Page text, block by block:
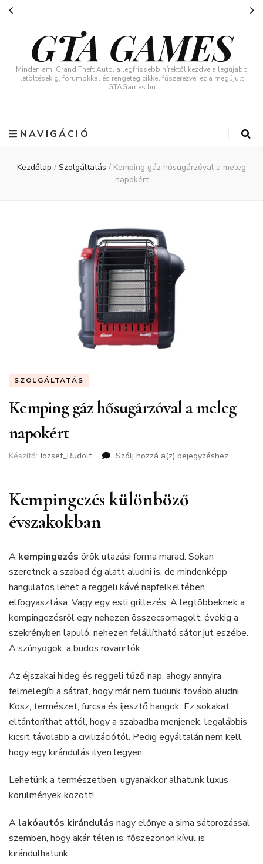
GTA GAMES
Minden ami Grand Theft Auto, a legfrissebb hírektől kezdve a legújabb
letöltésekig, fórumokkal és rengeteg cikkel fűszerezve, ez a megújult
GTAGames.hu
NAVIGÁCIÓ
Kezdőlap / Szolgáltatás / Kemping gáz hősugárzóval a meleg
napokért
SZOLGÁLTATÁS
Kemping gáz hősugárzóval a meleg
napokért
Készítő:Jozsef_Rudolf Szólj hozzá a(z) Kemping
meleg
bejegyzéshez
Kempingezés különböző
évszakokban
A kempingezés örök utazási forma marad. Sokan
szeretnek a szabad ég alatt aludni is, de mindenképp
hangulatos lehet a reggeli kávé napfelkeltében
elfogyasztása. Vagy egy esti grillezés. A legtöbbeknek a
kempingezésről egy nehezen összecsomagolt, évekig a
szekrényben lapuló, nehezen felállítható sátor jut eszébe.
A szúnyogok, a büdös rovarirtók.
Az éjszakai hideg és reggeli tűző nap, ahogy annyira
felmelegíti a sátrat, hogy már nem tudunk tovább aludni.
Kosz, természet, furcsa és ijesztő hangok. Ez sokakat
eltántoríthat attól, hogy a szabadba menjenek, legalábbis
kicsit távolabb a civilizációtól. Pedig egyáltalán nem kell,
hogy egy kirándulás ilyen legyen.
Lehetünk a természetben, ugyanakkor alhatunk luxus
körülmények között!
A lakóautós kirándulás nagy előnye a sima sátorozással
szemben, hogy akár télen is, főszezonon kívül is
kirándulhatunk.